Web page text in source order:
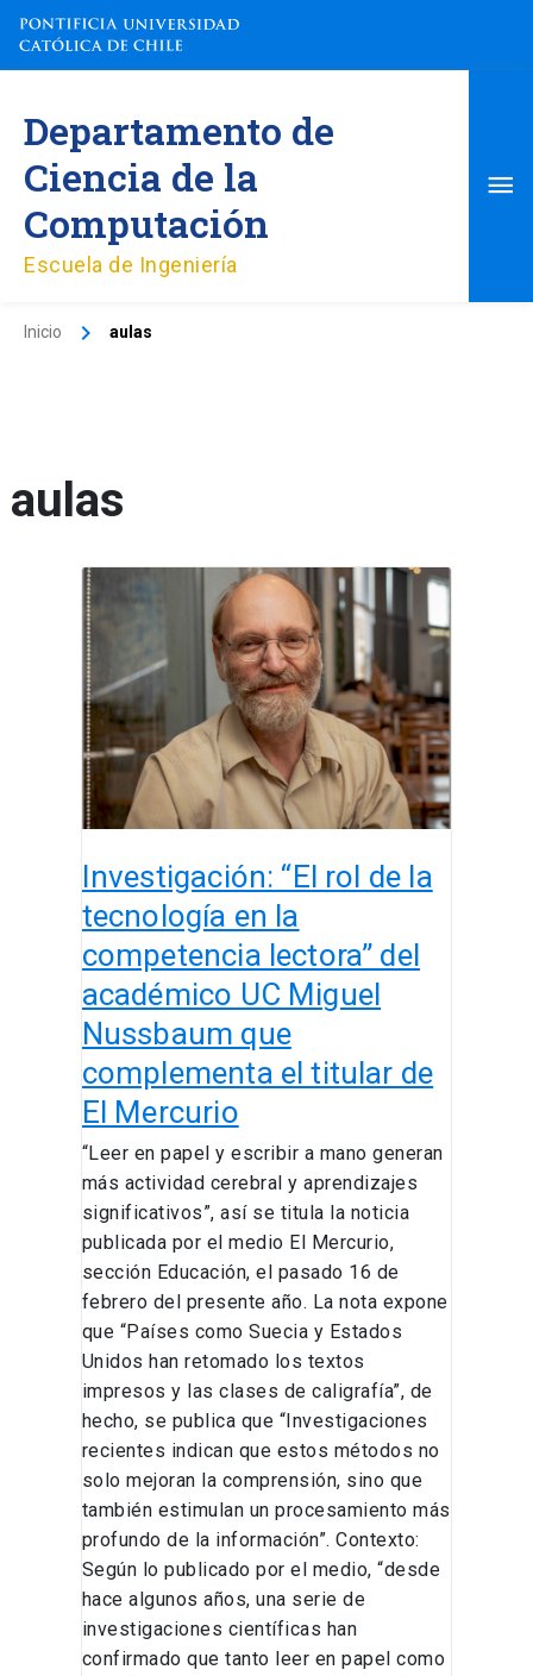
contenido
Departamento de
Ciencia de la
Computación
Escuela de Ingeniería
Inicio aulas
aulas
Investigación: “El rol de la
tecnología en la
competencia lectora” del
académico UC Miguel
Nussbaum que
complementa el titular de
El Mercurio
“Leer en papel y escribir a mano generan
más actividad cerebral y aprendizajes
significativos”, así se titula la noticia
publicada por el medio El Mercurio,
sección Educación, el pasado 16 de
febrero del presente año. La nota expone
que “Países como Suecia y Estados
Unidos han retomado los textos
impresos y las clases de caligrafía”, de
hecho, se publica que “Investigaciones
recientes indican que estos métodos no
solo mejoran la comprensión, sino que
también estimulan un procesamiento más
profundo de la información”. Contexto:
Según lo publicado por el medio, “desde
hace algunos años, una serie de
investigaciones científicas han
confirmado que tanto leer en papel como
Investigación:
“El
rol
de
la
tecnología
en
la
competencia
del
académico
UC
Miguel
Nussbaum
que
complementa
el
titular
de
El
Mercurio